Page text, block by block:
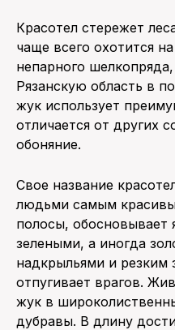
Красотел стережет
чаще всего охотится
непарного
Рязанскую область в
жук использует
отличается от других
обоняние.
Свое название
людьми самым
полосы, обосновывает
зелеными, а иногда
надкрыльями и резким
отпугивает врагов.
жук в
дубравы. В длину